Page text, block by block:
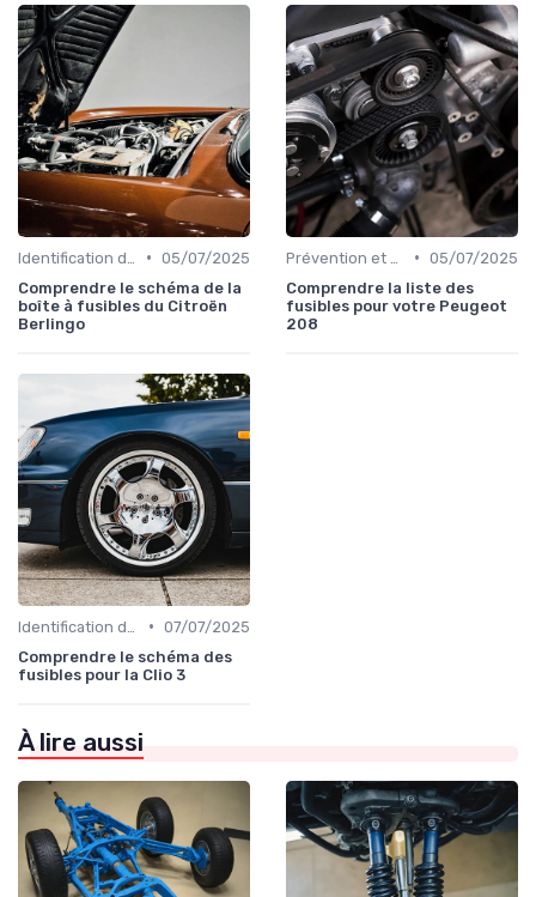
• 05/07/2025
Comprendre le schéma de la
boîte à fusibles du Citroën
Berlingo
• 05/07/2025
Comprendre la liste des
fusibles pour votre Peugeot
208
• 07/07/2025
Comprendre le schéma des
fusibles pour la Clio 3
À lire aussi